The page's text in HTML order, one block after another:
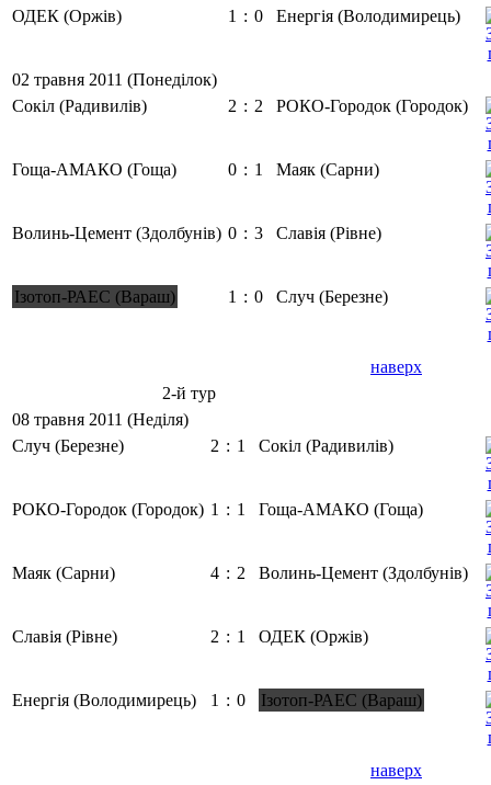
ОДЕК (Оржів)
1 : 0 Енергія (Володимирець)
02 травня 2011 (Понеділок)
Сокіл (Радивилів)
2 : 2 РОКО-Городок (Городок)
Гоща-АМАКО (Гоща) 0 : 1 Маяк (Сарни)
Волинь-Цемент (Здолбунів) 0 : 3 Славія (Рівне)
Ізотоп-РАЕС (Вараш) 1 : 0 Случ (Березне)
наверх
2-й тур
08 травня 2011 (Неділя)
Случ (Березне)
2 : 1 Сокіл (Радивилів)
РОКО-Городок (Городок) 1 : 1 Гоща-АМАКО (Гоща)
Маяк (Сарни) 4 : 2 Волинь-Цемент (Здолбунів)
Славія (Рівне) 2 : 1 ОДЕК (Оржів)
Енергія (Володимирець) 1 : 0 Ізотоп-РАЕС (Вараш)
наверх